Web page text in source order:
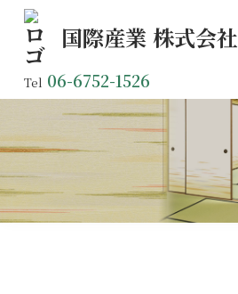
国際産業 株式会社
Tel 06-6752-1526